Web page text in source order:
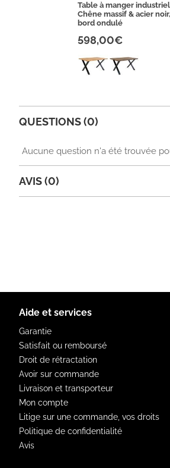
Table à manger
Chêne massif & acier
bord ondulé
598,00€
QUESTIONS (0)
Aucune question n'a été trouvée
AVIS (0)
Aide et services
Garantie
Satisfait ou remboursé
Droit de rétractation
Avoir sur commande
Livraison et transporteur
Mon compte
Litige sur une commande, vos droits
Politique de confidentialité
Avis